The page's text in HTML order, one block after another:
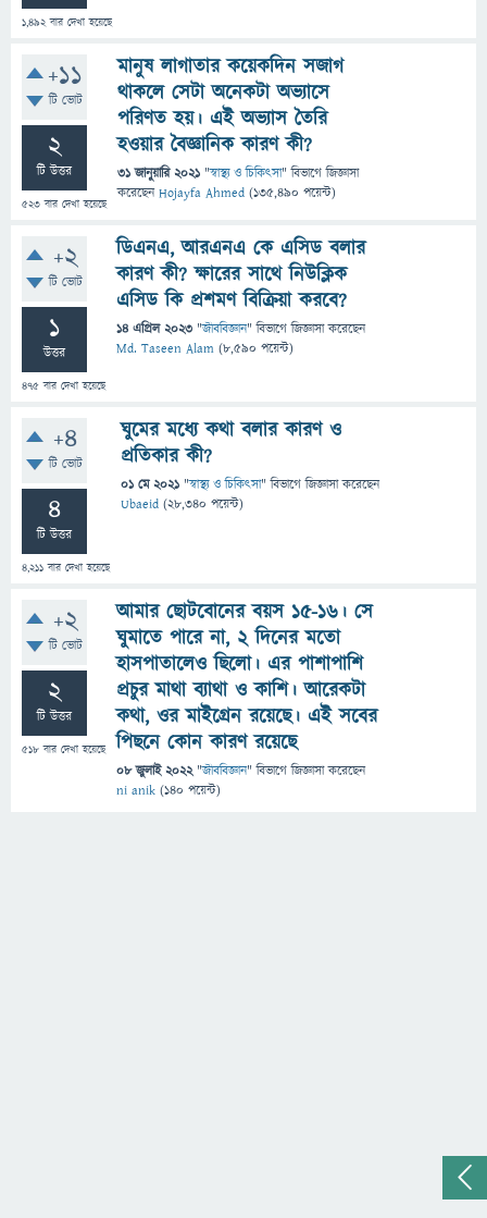
1,492বার দেখা হয়েছে
+11
টি ভোট
2
টি উত্তর
523 বার দেখা হয়েছে
মানুষ লাগাতার কয়েকদিন সজাগ
থাকলে সেটা অনেকটা অভ্যাসে
পরিণত হয়। এই অভ্যাস তৈরি
হওয়ার বৈজ্ঞানিক কারণ কী?
31 জানুয়ারি 2021 "স্বাস্থ্য ও চিকিৎসা" বিভাগে জিজ্ঞাসা
করেছেনHojayfa Ahmed (135,490 পয়েন্ট)
+2
টি ভোট
1
উত্তর
475 বার দেখা হয়েছে
ডিএনএ, আরএনএ কে এসিড বলার
কারণ কী? ক্ষারের সাথে নিউক্লিক
এসিড কি প্রশমণ বিক্রিয়া করবে?
14 এপ্রিল 2023 "জীববিজ্ঞান" বিভাগে জিজ্ঞাসাকরেছেন
Md. Taseen Alam (8,590 পয়েন্ট)
+4
টি ভোট
4
টি উত্তর
4,211 বার দেখা হয়েছে
ঘুমের মধ্যে কথা বলার কারণ ও
প্রতিকার কী?
01 মে 2021 "স্বাস্থ্য ও চিকিৎসা" বিভাগে জিজ্ঞাসাকরেছেন
Ubaeid (28,340 পয়েন্ট)
+2
টি ভোট
2
টি উত্তর
518 বার দেখা হয়েছে
আমার ছোটবোনের বয়স ১৫-১৬। সে
ঘুমাতে পারে না, ২ দিনের মতো
হাসপাতালেও ছিলো। এর পাশাপাশি
প্রচুর মাথা ব্যাথা ও কাশি। আরেকটা
কথা, ওর মাইগ্রেন রয়েছে। এই সবের
পিছনে কোন কারণ রয়েছে
08 জুলাই 2022 "জীববিজ্ঞান" বিভাগে জিজ্ঞাসাকরেছেন
ni anik (140 পয়েন্ট)